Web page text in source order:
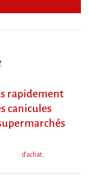
rapidement
canicules
d’achat,